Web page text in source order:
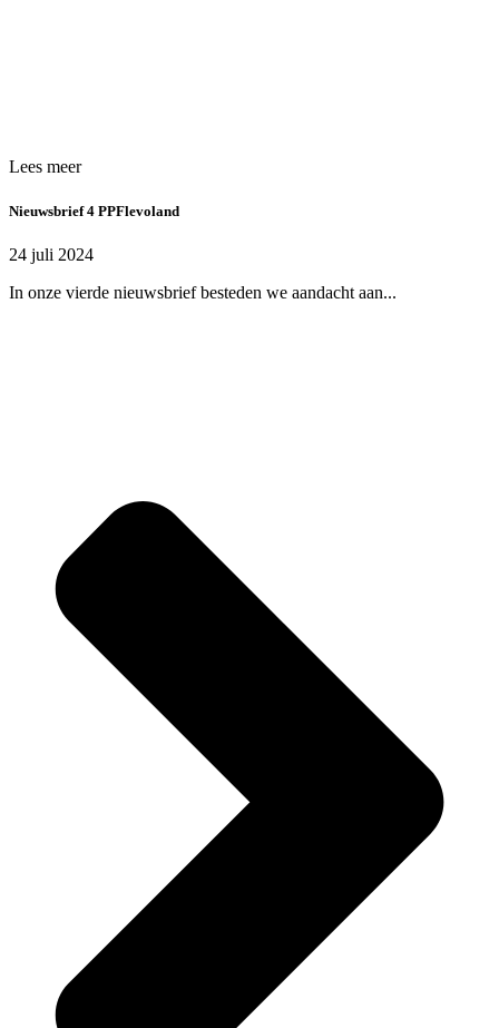
Lees meer
Nieuwsbrief 4 PPFlevoland
24 juli 2024
In onze vierde nieuwsbrief besteden we aandacht aan...